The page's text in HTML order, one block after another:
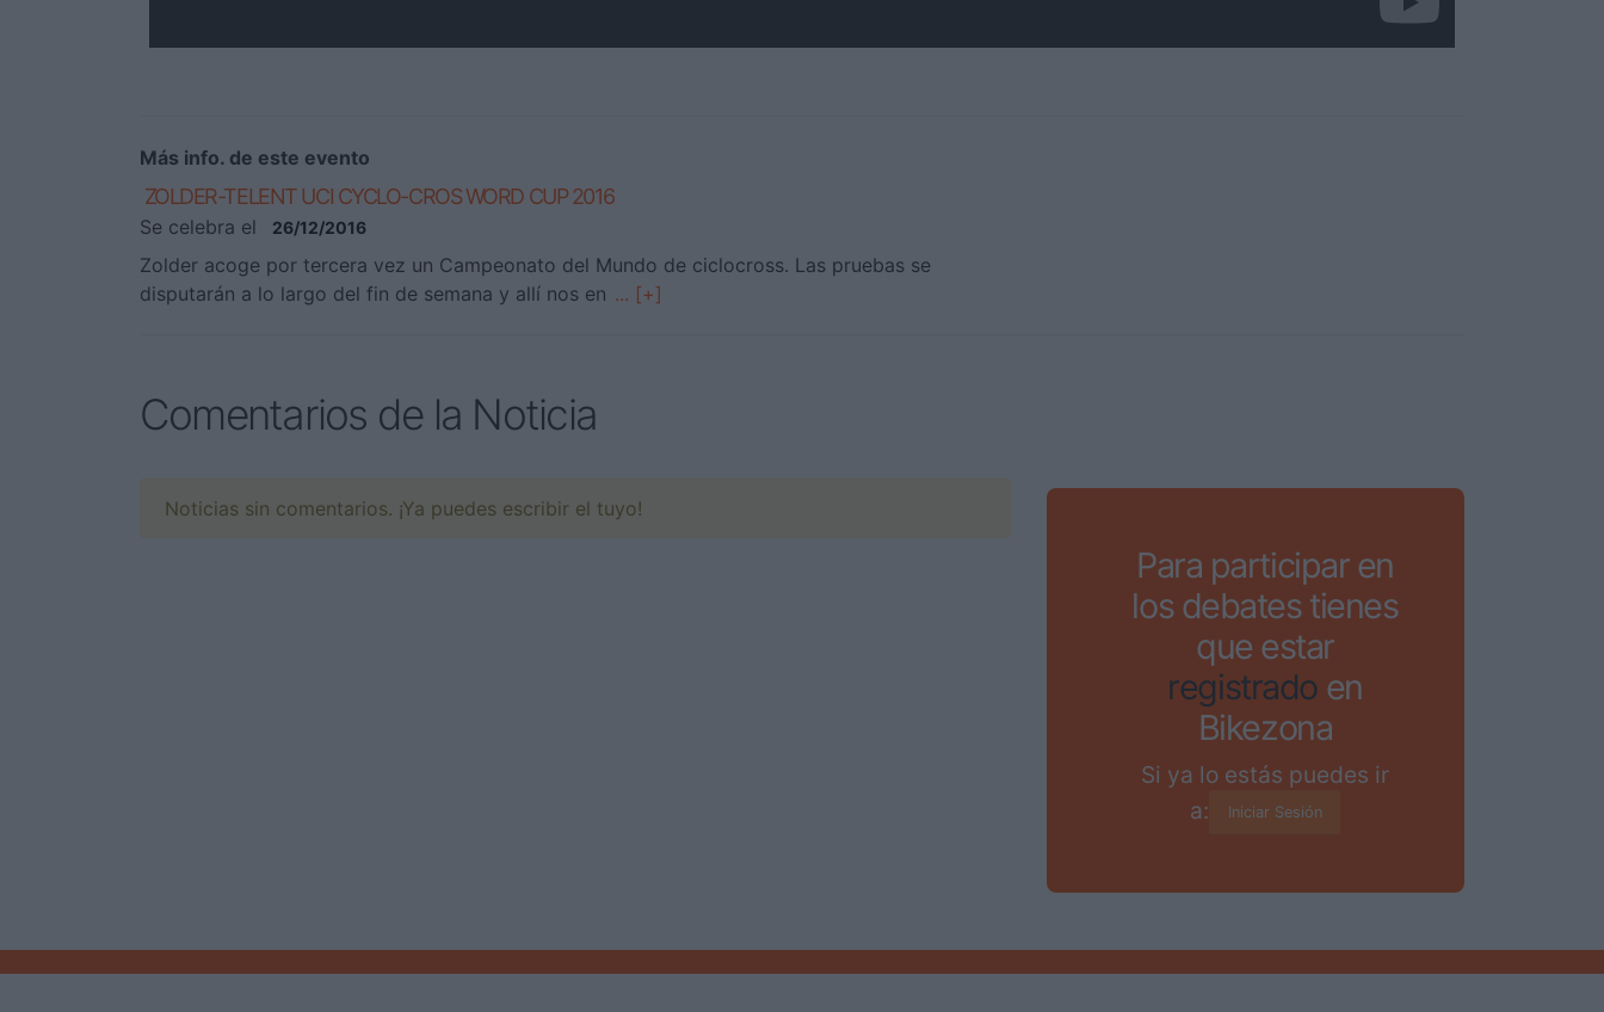
Más info. de este evento
ZOLDER-TELENT UCI CYCLO-CROS WORD CUP 2016
Se celebra el 26/12/2016
Zolder acoge por tercera vez un Campeonato del Mundo de ciclocross. Las pruebas se
disputarán a lo largo del fin de semana y allí nos en ... [+]
Comentarios de la Noticia
Noticias sin comentarios. ¡Ya puedes escribir el tuyo!
Para participar en
los debates tienes
que estar
registradoen
Bikezona
Si ya lo estás puedes ir
a:
Iniciar Sesión